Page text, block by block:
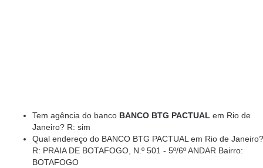
Tem agência do banco BANCO BTG PACTUAL em Rio de
Janeiro? R: sim
Qual endereço do BANCO BTG PACTUAL em Rio de Janeiro?
R: PRAIA DE BOTAFOGO, N.º 501 - 5º/6º ANDAR Bairro:
BOTAFOGO